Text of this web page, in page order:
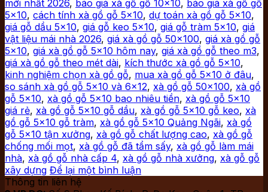
mới nhất 2026, báo giá xà gồ gỗ 10x10, báo giá xà gồ gỗ
5x10, cách tính xà gồ gỗ 5x10, dự toán xà gồ gỗ 5x10,
giá gỗ dầu 5x10, giá gỗ keo 5x10, giá gỗ tràm 5x10, giá
vật liệu mái nhà 2026, giá xà gồ gỗ 50x100, giá xà gồ gỗ
5x10, giá xà gồ gỗ 5x10 hôm nay, giá xà gồ gỗ theo m3,
giá xà gồ gỗ theo mét dài, kích thước xà gồ gỗ 5x10,
kinh nghiệm chọn xà gồ gỗ, mua xà gồ gỗ 5x10 ở đâu,
so sánh xà gồ gỗ 5x10 và 6x12, xà gồ gỗ 50x100, xà gồ
gỗ 5x10, xà gồ gỗ 5x10 bao nhiêu tiền, xà gồ gỗ 5x10
giá rẻ, xà gồ gỗ 5x10 gỗ dầu, xà gồ gỗ 5x10 gỗ keo, xà
gồ gỗ 5x10 gỗ tràm, xà gồ gỗ 5x10 Quảng Ngãi, xà gồ
gỗ 5x10 tận xưởng, xà gồ gỗ chất lượng cao, xà gồ gỗ
chống mối mọt, xà gồ gỗ đã tẩm sấy, xà gồ gỗ làm mái
nhà, xà gồ gỗ nhà cấp 4, xà gồ gỗ nhà xưởng, xà gỗ gỗ
xây dựng Để lại một bình luận
Thông tin liên hệ